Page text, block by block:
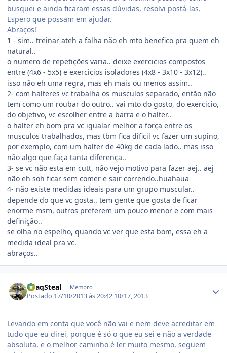
busquei e ainda ficaram essas dúvidas, resolvi postá-las.
Espero que possam em ajudar.
Abraços!
1 - sim.. treinar ateh a falha não eh mto benefico pra quem eh
natural..
o numero de repetições varia.. deixe exercicios compostos
entre (4x6 - 5x5) e exercicios isoladores (4x8 - 3x10 - 3x12)..
isso não eh uma regra, mas eh mais ou menos assim..
2- com halteres vc trabalha os musculos separado, então não
tem como um roubar do outro.. vai mto do gosto, do exercicio,
do objetivo, vc escolher entre a barra e o halter..
o halter eh bom pra vc igualar melhor a força entre os
musculos trabalhados, mas tbm fica dificil vc fazer um supino,
por exemplo, com um halter de 40kg de cada lado.. mas isso
não algo que faça tanta diferença..
3- se vc não esta em cutt, não vejo motivo para fazer aej.. aej
não eh soh ficar sem comer e sair correndo..huahaua
4- não existe medidas ideais para um grupo muscular..
depende do que vc gosta.. tem gente que gosta de ficar
enorme msm, outros preferem um pouco menor e com mais
definição..
se olha no espelho, quando vc ver que esta bom, essa eh a
medida ideal pra vc.
abraços..
ShaqSteal Membro
Postado 17/10/2013 às 20:42 10/17, 2013
Levando em conta que você não vai e nem deve acreditar em
tudo que eu direi, porque é só o que eu sei e não a verdade
absoluta, e o melhor caminho é ler muito mesmo, seguem